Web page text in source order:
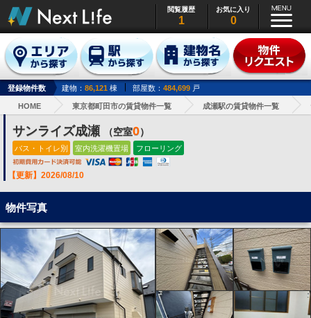
閲覧履歴
1
お気に入り
0
登録物件数 建物： 86,121 棟 部屋数： 484,699 戸
HOME 東京都町田市の賃貸物件一覧 成瀬駅の賃貸物件一覧
サンライズ成瀬 （空室0）
バス・トイレ別 室内洗濯機置場 フローリング
【更新】2026/08/10
物件写真